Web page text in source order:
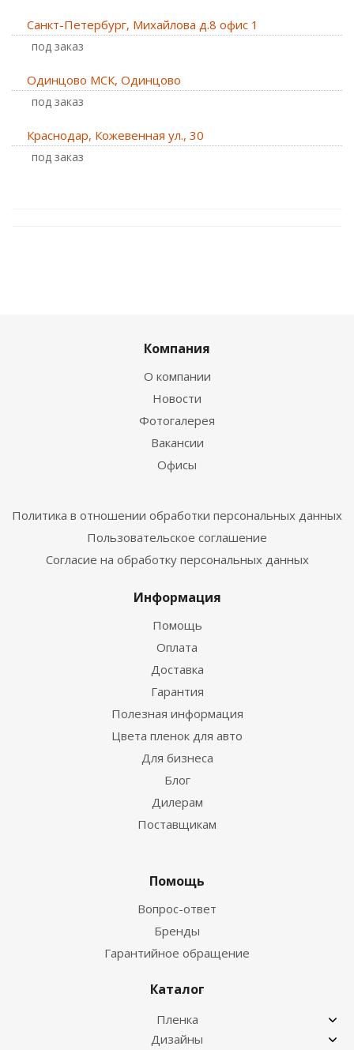
Санкт-Петербург, Михайлова д.8 офис 1
Под заказ
Одинцово МСК, Одинцово
Под заказ
Краснодар, Кожевенная ул., 30
Под заказ
Компания
О компании
Новости
Фотогалерея
Вакансии
Офисы
Политика в отношении обработки персональных данных
Пользовательское соглашение
Согласие на обработку персональных данных
Информация
Помощь
Оплата
Доставка
Гарантия
Полезная информация
Цвета пленок для авто
Для бизнеса
Блог
Дилерам
Поставщикам
Помощь
Вопрос-ответ
Бренды
Гарантийное обращение
Каталог
Пленка
Дизайны